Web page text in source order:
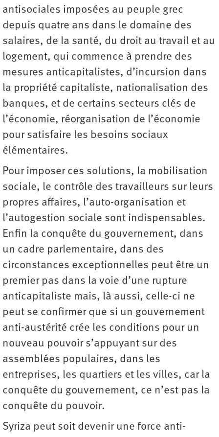
antisociales imposées au peuple grec
depuis quatre ans dans le domaine des
salaires, de la santé, du droit au travail et au
logement, qui commence à prendre des
mesures anticapitalistes, d’incursion dans
la propriété capitaliste, nationalisation des
banques, et de certains secteurs clés de
l’économie, réorganisation de l’économie
pour satisfaire les besoins sociaux
élémentaires.
Pour imposer ces solutions, la mobilisation
sociale, le contrôle des travailleurs sur leurs
propres affaires, l’auto-organisation et
l’autogestion sociale sont indispensables.
Enfin la conquête du gouvernement, dans
un cadre parlementaire, dans des
circonstances exceptionnelles peut être un
premier pas dans la voie d’une rupture
anticapitaliste mais, là aussi, celle-ci ne
peut se confirmer que si un gouvernement
anti-austérité crée les conditions pour un
nouveau pouvoir s’appuyant sur des
assemblées populaires, dans les
entreprises, les quartiers et les villes, car la
conquête du gouvernement, ce n’est pas la
conquête du pouvoir.
Syriza peut soit devenir une force anti-